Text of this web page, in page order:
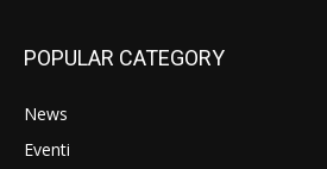
POPULAR CATEGORY
News
Eventi